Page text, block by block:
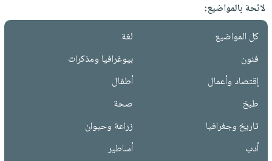
لائحة بالمواضيع:
كل المواضيع
لغة
فنون
بيوغرافيا ومذكرات
إقتصاد وأعمال
أطفال
طبخ
صحة
تاريخ وجغرافيا
زراعة وحيوان
أدب
أساطير